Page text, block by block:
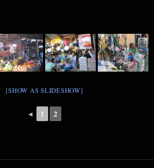
[SHOW AS SLIDESHOW]
◄ 1 2